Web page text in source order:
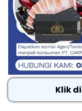
Klik